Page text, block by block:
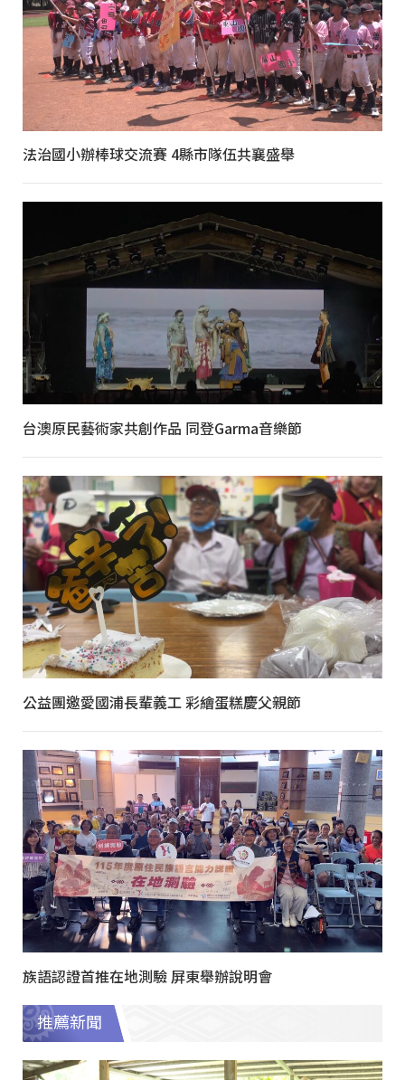
法治國小辦棒球交流賽 4縣市隊伍共襄盛舉
台澳原民藝術家共創作品 同登Garma音樂節
公益團邀愛國浦長輩義工 彩繪蛋糕慶父親節
族語認證首推在地測驗 屏東舉辦說明會
推薦新聞